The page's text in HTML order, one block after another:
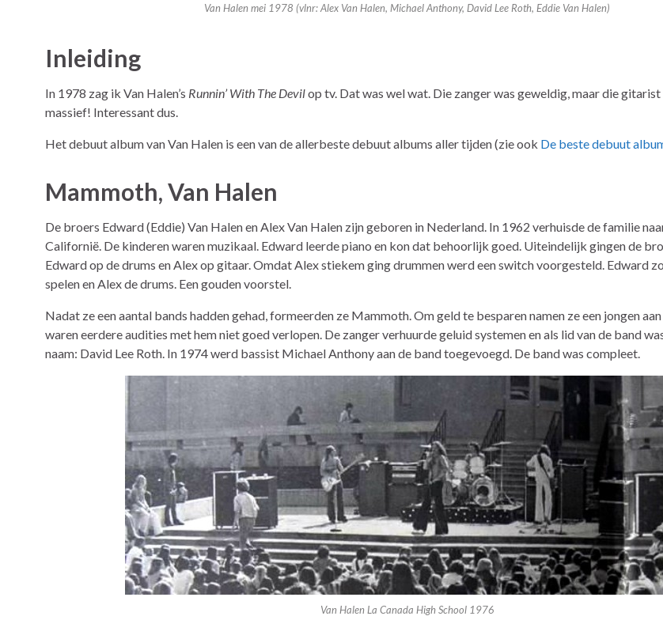
Van Halen mei 1978 (vlnr: Alex Van Halen, Michael Anthony, David Lee Roth, Eddie Van Halen)
Inleiding
In 1978 zag ik Van Halen’s Runnin’ With The Devilop tv. Dat was wel wat. Die zanger was geweldig, maar die
massief! Interessant dus.
Het debuut album van Van Halen is een van de allerbeste debuut albums aller tijden (zie ook De beste debuut
Mammoth, Van Halen
De broers Edward (Eddie) Van Halen en Alex Van Halen zijn geboren in Nederland. In 1962 verhuisde de familie
Californië. De kinderen waren muzikaal. Edward leerde piano en kon dat behoorlijk goed. Uiteindelijk gingen de
Edward op de drums en Alex op gitaar. Omdat Alex stiekem ging drummen werd een switch voorgesteld. Edward
spelen en Alex de drums. Een gouden voorstel.
Nadat ze een aantal bands hadden gehad, formeerden ze Mammoth. Om geld te besparen namen ze een jongen
waren eerdere audities met hem niet goed verlopen. De zanger verhuurde geluid systemen en als lid van de band
naam: David Lee Roth. In 1974 werd bassist Michael Anthony aan de band toegevoegd. De band was compleet.
Van Halen La Canada High School 1976